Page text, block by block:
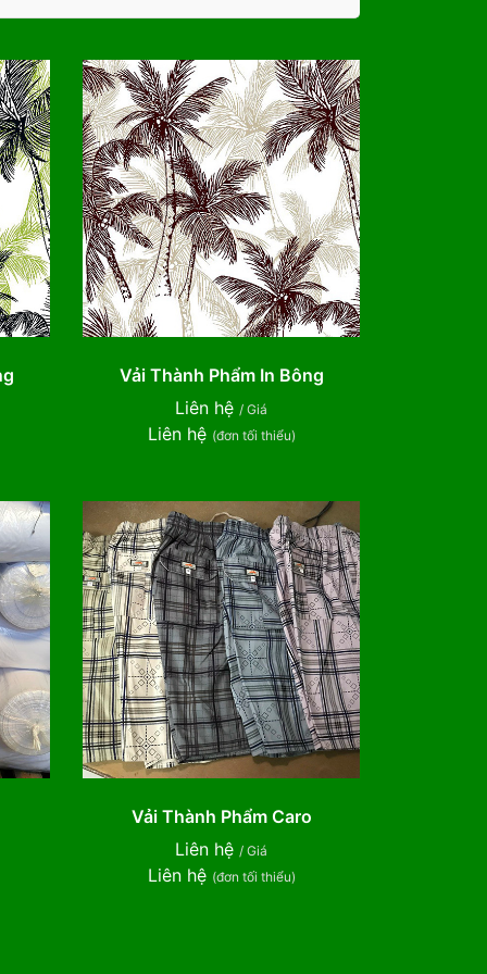
Vải Thành Phẩm In Bông
Liên hệ / Giá
Liên hệ (đơn tối thiểu)
Vải Thành Phẩm Caro
Liên hệ / Giá
Liên hệ (đơn tối thiểu)